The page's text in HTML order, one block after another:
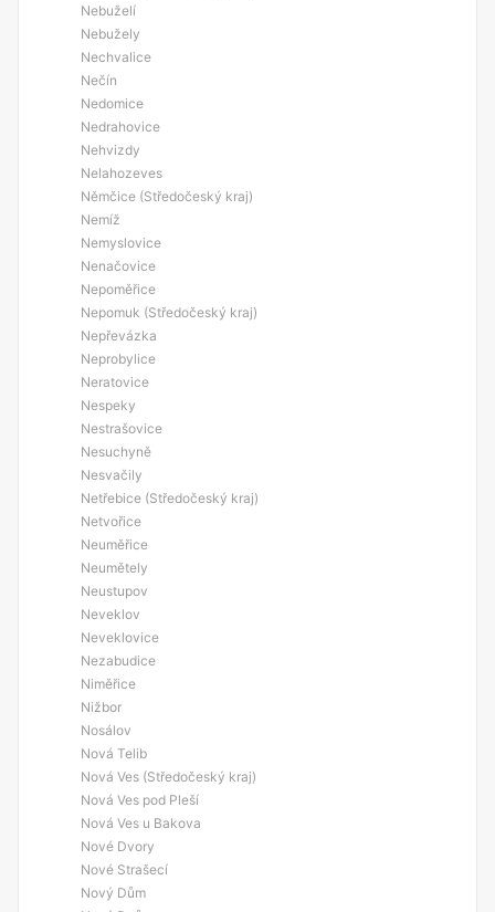
Nebuželí
Nebužely
Nechvalice
Nečín
Nedomice
Nedrahovice
Nehvizdy
Nelahozeves
Němčice (Středočeský kraj)
Nemíž
Nemyslovice
Nenačovice
Nepoměřice
Nepomuk (Středočeský kraj)
Nepřevázka
Neprobylice
Neratovice
Nespeky
Nestrašovice
Nesuchyně
Nesvačily
Netřebice (Středočeský kraj)
Netvořice
Neuměřice
Neumětely
Neustupov
Neveklov
Neveklovice
Nezabudice
Niměřice
Nižbor
Nosálov
Nová Telib
Nová Ves (Středočeský kraj)
Nová Ves pod Pleší
Nová Ves u Bakova
Nové Dvory
Nové Strašecí
Nový Dům